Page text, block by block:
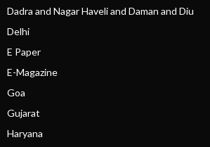
Dadra and Nagar Haveli and Daman and Diu
Delhi
E Paper
E-Magazine
Goa
Gujarat
Haryana